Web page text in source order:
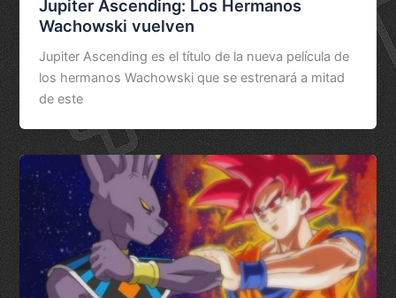
Jupiter Ascending: Los Hermanos
Wachowski vuelven
Jupiter Ascending es el título de la nueva película de
los hermanos Wachowski que se estrenará a mitad
de este